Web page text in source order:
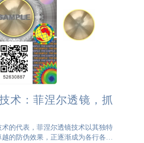
术：菲涅尔透镜，抓
的代表，菲涅尔透镜技术以其独特
的防伪效果，正逐渐成为各行各业